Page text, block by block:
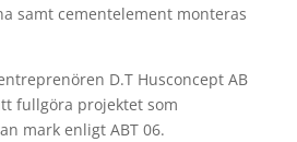
samt cementelement monteras
D.T Husconcept AB
fullgöra projektet som
mark enligt ABT 06.